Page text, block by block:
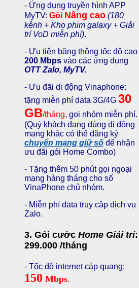
- Ứng dụng truyền hình APP
MyTV: Gói Nâng cao (180
kênh + Kho phim galaxy + Giải
trí VoD miễn phí).
- Ưu tiên băng thông tốc độ cao
200 Mbps vào các ứng dụng
OTT Zalo, MyTV.
- Ưu đãi di động Vinaphone:
tặng miễn phí data 3G/4G 30
GB/tháng, gọi nhóm miễn phí.
(Quý khách đang dùng di động
mạng khác có thể đăng ký
chuyển mạng giữ số để nhận
ưu đãi gói Home Combo)
- Tặng thêm 50 phút gọi ngoại
mạng hàng tháng cho số
VinaPhone chủ nhóm.
- Miễn phí data truy cập dịch vụ
Zalo.
3. Gói cước Home Giải trí:
299.000 /tháng
- Tốc độ internet cáp quang:
150 Mbps.